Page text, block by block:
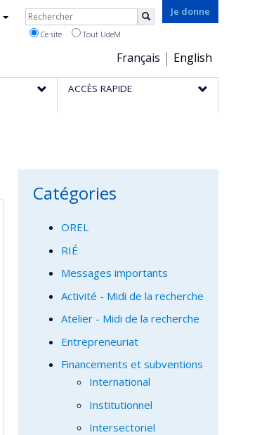
Je donne
Choix
de
la
Français English
Rechercher
Ce site Tout UdeM
ACCÈS RAPIDE
Catégories
OREL
RIÉ
Messages importants
Activité - Midi de la recherche
Atelier - Midi de la recherche
Entrepreneuriat
Financements et subventions
International
Institutionnel
Intersectoriel